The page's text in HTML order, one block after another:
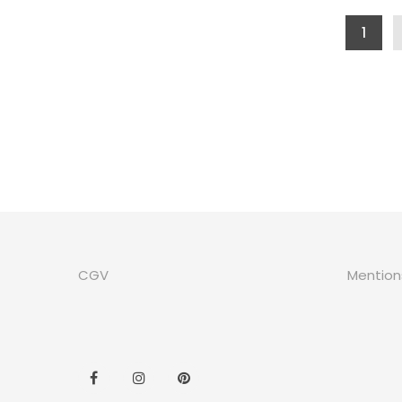
Navigation des articles
1
CGV